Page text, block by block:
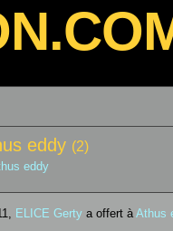
eddy (2)
eddy
ELICE Gerty a offert àAthus